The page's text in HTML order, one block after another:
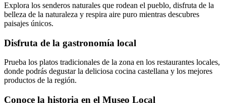
Explora los senderos naturales que rodean el pueblo, disfruta de la
belleza de la naturaleza y respira aire puro mientras descubres
paisajes únicos.
Disfruta de la gastronomía local
Prueba los platos tradicionales de la zona en los restaurantes locales,
donde podrás degustar la deliciosa cocina castellana y los mejores
productos de la región.
Conoce la historia en el Museo Local